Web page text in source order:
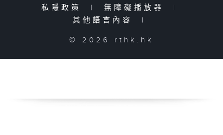
私隱政策
| 無障礙播放器
|
其他語言內容
|
© 2026 rthk.hk